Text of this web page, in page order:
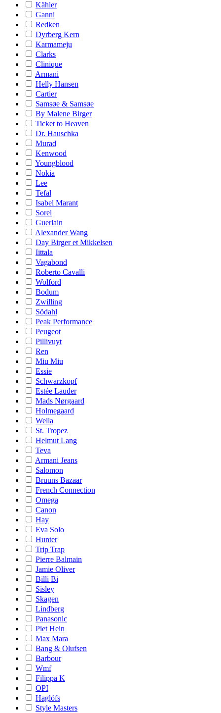
Kähler
Ganni
Redken
Dyrberg Kern
Karmameju
Clarks
Clinique
Armani
Helly Hansen
Cartier
Samsøe & Samsøe
By Malene Birger
Ticket to Heaven
Dr. Hauschka
Murad
Kenwood
Youngblood
Nokia
Lee
Tefal
Isabel Marant
Sorel
Guerlain
Alexander Wang
Day Birger et Mikkelsen
Iittala
Vagabond
Roberto Cavalli
Wolford
Bodum
Zwilling
Södahl
Peak Performance
Peugeot
Pillivuyt
Ren
Miu Miu
Essie
Schwarzkopf
Estée Lauder
Mads Nørgaard
Holmegaard
Wella
St. Tropez
Helmut Lang
Teva
Armani Jeans
Salomon
Bruuns Bazaar
French Connection
Omega
Canon
Hay
Eva Solo
Hunter
Trip Trap
Pierre Balmain
Jamie Oliver
Billi Bi
Sisley
Skagen
Lindberg
Panasonic
Piet Hein
Max Mara
Bang & Olufsen
Barbour
Wmf
Filippa K
OPI
Haglöfs
Style Masters